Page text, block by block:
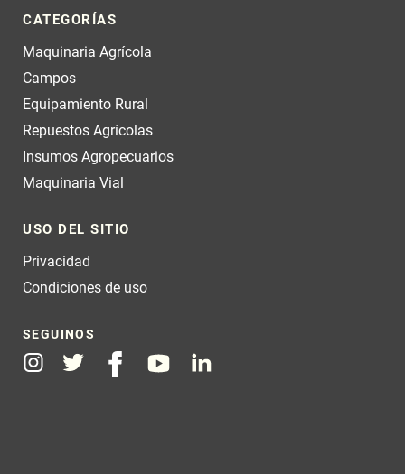
CATEGORÍAS
Maquinaria Agrícola
Campos
Equipamiento Rural
Repuestos Agrícolas
Insumos Agropecuarios
Maquinaria Vial
USO DEL SITIO
Privacidad
Condiciones de uso
SEGUINOS
InstagramTwitter FacebookYoutubeLinkedin